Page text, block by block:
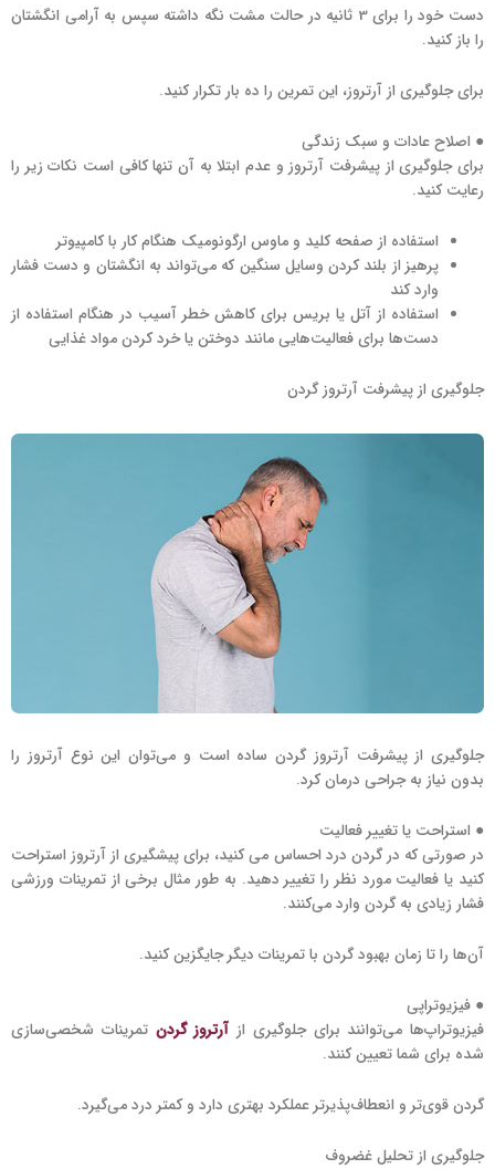
دست خود را برای 3 ثانیه در حالت مشت نگه داشته سپس به آرامی انگشتان
را باز کنید.
برای جلوگیری از آرتروز، این تمرین را ده بار تکرار کنید.
● اصلاح عادات و سبک زندگی
برای جلوگیری از پیشرفت آرتروز و عدم ابتلا به آن تنها کافی است نکات زیر را
رعایت کنید.
استفاده از صفحه کلید و ماوس ارگونومیک هنگام کار با کامپیوتر
پرهیز از بلند کردن وسایل سنگین که می‌تواند به انگشتان و دست فشار
وارد کند
استفاده از آتل یا بریس برای کاهش خطر آسیب در هنگام استفاده از
دست‌ها برای فعالیت‌هایی مانند دوختن یا خرد کردن مواد غذایی
جلوگیری از پیشرفت آرتروز گردن
جلوگیری از پیشرفت آرتروز گردن ساده است و می‌توان این نوع آرتروز را
بدون نیاز به جراحی درمان کرد.
● استراحت یا تغییر فعالیت
در صورتی که در گردن درد احساس می کنید، برای پیشگیری از آرتروز استراحت
کنید یا فعالیت مورد نظر را تغییر دهید. به طور مثال برخی از تمرینات ورزشی
فشار زیادی به گردن وارد می‌کنند.
آن‌ها را تا زمان بهبود گردن با تمرینات دیگر جایگزین کنید.
● فیزیوتراپی
فیزیوتراپ‌ها می‌توانند برای جلوگیری از آرتروز گردن تمرینات شخصی‌سازی
شده برای شما تعیین کنند.
گردن قوی‌تر و انعطاف‌پذیرتر عملکرد بهتری دارد و کمتر درد می‌گیرد.
جلوگیری از تحلیل غضروف